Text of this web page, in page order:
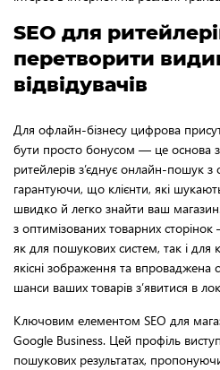
SEO для
перетворити
відвідувачів
Для офлайн-бізнесу цифрова
бути просто бонусом — це основа
ритейлерів з’єднує онлайн-пошук
гарантуючи, що клієнти, які
швидко й легко знайти ваш
з оптимізованих товарних
як для пошукових систем, так і для
якісні зображення та впроваджена
шанси ваших товарів з’явитися в
Ключовим елементом SEO для
Google Business. Цей профіль
пошукових результатах,